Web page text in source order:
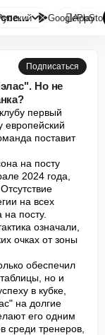
Оливер Гласнер добился успеха ... GooglePlay

Подписаться
Но не
первый
европейский
поставит
на посту
2024 года,
на всех
посту.
означали,
очках от зоны
обеспечил
но и
в кубке,
на долгие
его одним
среди тренеров,